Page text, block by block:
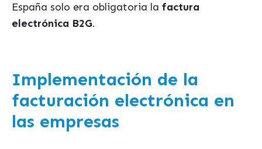
España solo era obligatoria la factura
electrónica B2G.
Implementación de la
facturación electrónica en
las empresas